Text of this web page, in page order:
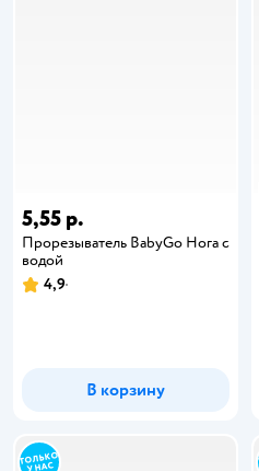
5,55 р.
Прорезыватель BabyGo Нога с
водой
4,9
В корзину